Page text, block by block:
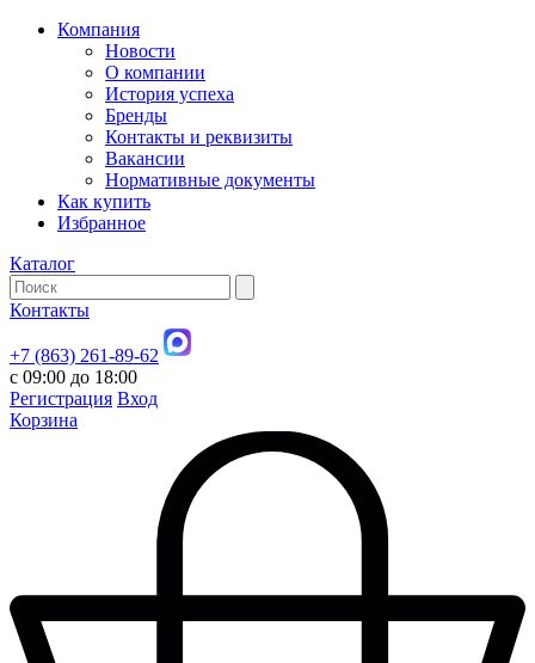
Компания
Новости
О компании
История успеха
Бренды
Контакты и реквизиты
Вакансии
Нормативные документы
Как купить
Избранное
Каталог
Контакты
+7 (863) 261-89-62
с 09:00 до 18:00
Регистрация Вход
Корзина